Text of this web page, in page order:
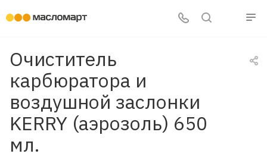
Очиститель
карбюратора и
воздушной заслонки
KERRY (аэрозоль) 650
мл.